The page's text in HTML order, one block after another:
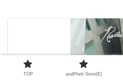
TOP andPheb Store(E)